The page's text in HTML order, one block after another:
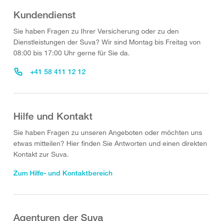
Kundendienst
Sie haben Fragen zu Ihrer Versicherung oder zu den
Dienstleistungen der Suva? Wir sind Montag bis Freitag von
08:00 bis 17:00 Uhr gerne für Sie da.
+41 58 411 12 12
Hilfe und Kontakt
Sie haben Fragen zu unseren Angeboten oder möchten uns
etwas mitteilen? Hier finden Sie Antworten und einen direkten
Kontakt zur Suva.
Zum Hilfe- und Kontaktbereich
Agenturen der Suva